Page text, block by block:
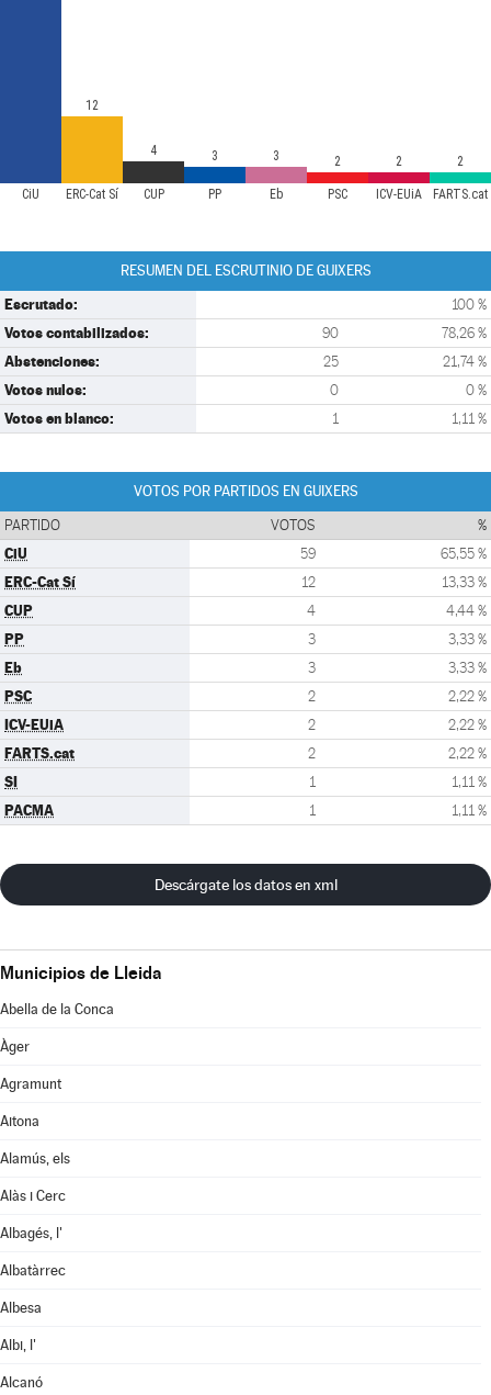
CiU ERC-Cat Sí CUP PP Eb PSC ICV-EUiA FARTS.cat
12
4 3 3 2 2 2
RESUMEN DEL ESCRUTINIO DE GUIXERS
Escrutado: 100 %
Votos contabilizados: 90 78,26 %
Abstenciones: 25 21,74 %
Votos nulos: 0 0 %
Votos en blanco: 1 1,11 %
VOTOS POR PARTIDOS EN GUIXERS
PARTIDO VOTOS %
CiU 59 65,55 %
ERC-Cat Sí 12 13,33 %
CUP 4 4,44 %
PP 3 3,33 %
Eb 3 3,33 %
PSC 2 2,22 %
ICV-EUiA 2 2,22 %
FARTS.cat 2 2,22 %
SI 1 1,11 %
PACMA 1 1,11 %
Descárgate los datos en xml
Municipios de Lleida
Abella de la Conca
Àger
Agramunt
Aitona
Alamús, els
Alàs i Cerc
Albagés, l'
Albatàrrec
Albesa
Albi, l'
Alcanó